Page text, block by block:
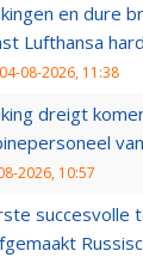
en dure
Lufthansa
04-08-2026, 11:38
dreigt
2026, 10:57
succesvolle